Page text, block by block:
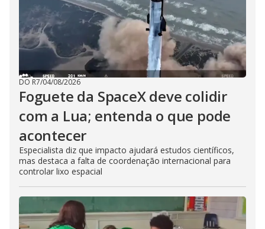
DO R7/04/08/2026
Foguete da SpaceX deve colidir
com a Lua; entenda o que pode
acontecer
Especialista diz que impacto ajudará estudos científicos,
mas destaca a falta de coordenação internacional para
controlar lixo espacial